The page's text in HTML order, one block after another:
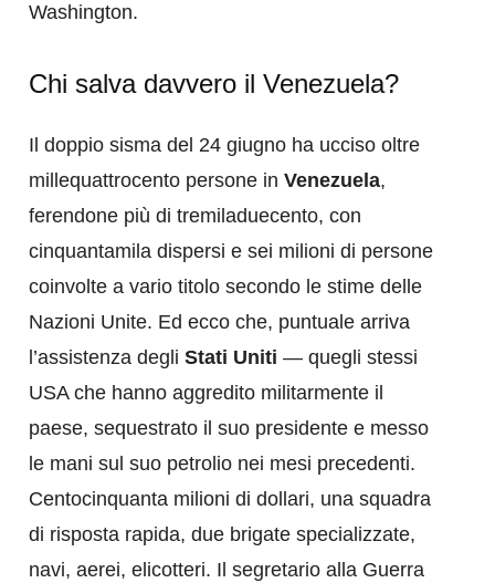
Washington.
Chi salva davvero il Venezuela?
Il doppio sisma del 24 giugno ha ucciso oltre
millequattrocento persone in Venezuela,
ferendone più di tremiladuecento, con
cinquantamila dispersi e sei milioni di persone
coinvolte a vario titolo secondo le stime delle
Nazioni Unite. Ed ecco che, puntuale arriva
l’assistenza degli Stati Uniti — quegli stessi
USA che hanno aggredito militarmente il
paese, sequestrato il suo presidente e messo
le mani sul suo petrolio nei mesi precedenti.
Centocinquanta milioni di dollari, una squadra
di risposta rapida, due brigate specializzate,
navi, aerei, elicotteri. Il segretario alla Guerra